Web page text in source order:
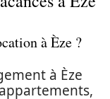
à Èze ?
à Èze